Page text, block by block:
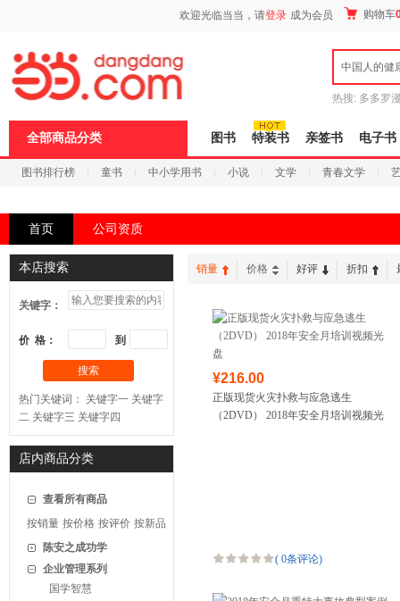
欢迎光临当当，请登录 成为会员 购物车
中国人的健
热搜: 多多罗
全部商品分类 图书 特装书 亲签书 电子书
图书排行榜 童书 中小学用书 小说 文学 青春文学
首页 公司资质
本店搜索
关键字：
价 格： 到
搜索
热门关键词： 关键字一 关键字
二 关键字三 关键字四
店内商品分类
查看所有商品
按销量 按价格 按评价 按新品
陈安之成功学
企业管理系列
国学智慧
销量 价格 好评 折扣
¥216.00
正版现货火灾扑救与应急逃生
（2DVD） 2018年安全月培训视频光
( 0条评论)
页
浪
打